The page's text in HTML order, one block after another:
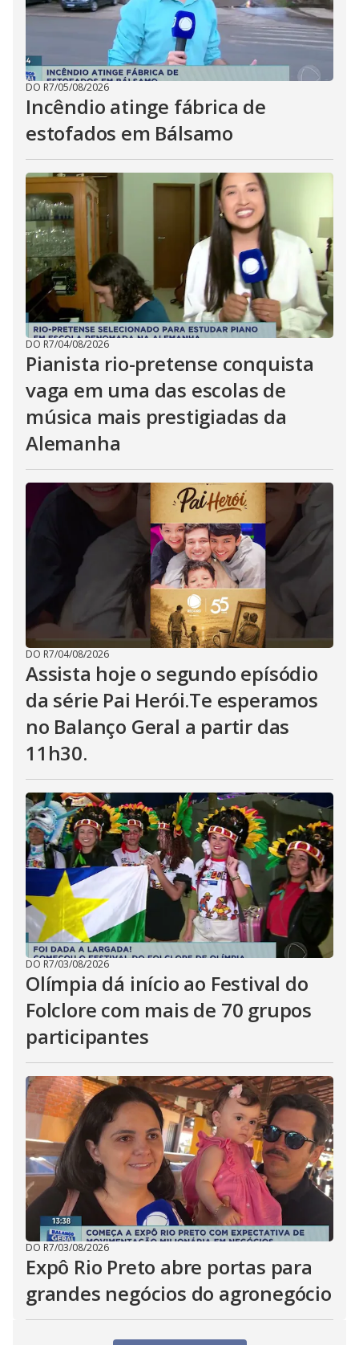
DO R7/05/08/2026
Incêndio atinge fábrica de
estofados em Bálsamo
DO R7/04/08/2026
Pianista rio-pretense conquista
vaga em uma das escolas de
música mais prestigiadas da
Alemanha
DO R7/04/08/2026
Assista hoje o segundo epísódio
da série Pai Herói.Te esperamos
no Balanço Geral a partir das
11h30.
DO R7/03/08/2026
Olímpia dá início ao Festival do
Folclore com mais de 70 grupos
participantes
DO R7/03/08/2026
Expô Rio Preto abre portas para
grandes negócios do agronegócio